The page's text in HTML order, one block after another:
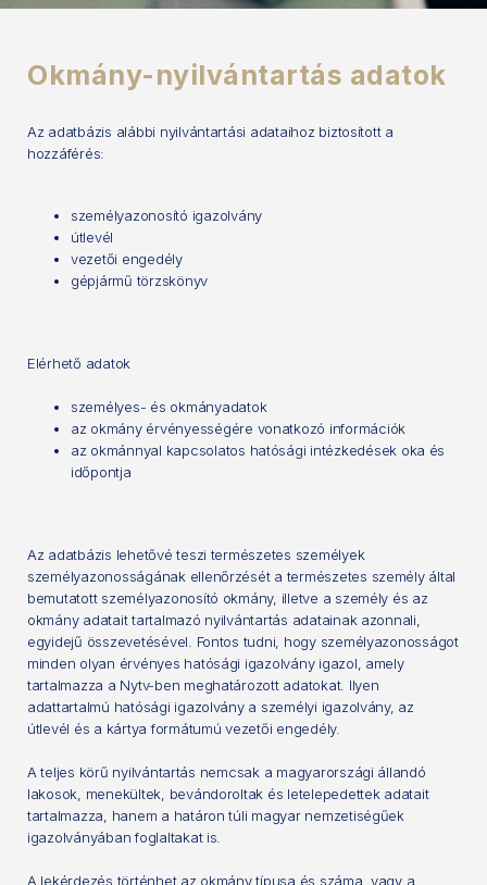
Okmány-nyilvántartás adatok
Az adatbázis alábbi nyilvántartási adataihoz biztosított a
hozzáférés:
személyazonosító igazolvány
útlevél
vezetői engedély
gépjármű törzskönyv
Elérhető adatok
személyes- és okmányadatok
az okmány érvényességére vonatkozó információk
az okmánnyal kapcsolatos hatósági intézkedések oka és
időpontja
Az adatbázis lehetővé teszi természetes személyek
személyazonosságának ellenőrzését a természetes személy által
bemutatott személyazonosító okmány, illetve a személy és az
okmány adatait tartalmazó nyilvántartás adatainak azonnali,
egyidejű összevetésével. Fontos tudni, hogy személyazonosságot
minden olyan érvényes hatósági igazolvány igazol, amely
tartalmazza a Nytv-ben meghatározott adatokat. Ilyen
adattartalmú hatósági igazolvány a személyi igazolvány, az
útlevél és a kártya formátumú vezetői engedély.
A teljes körű nyilvántartás nemcsak a magyarországi állandó
lakosok, menekültek, bevándoroltak és letelepedettek adatait
tartalmazza, hanem a határon túli magyar nemzetiségűek
igazolványában foglaltakat is.
A lekérdezés történhet az okmány típusa és száma, vagy a